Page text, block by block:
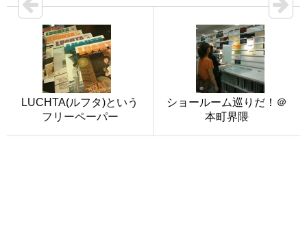
LUCHTA(ルフタ)という
フリーペーパー
ショールーム巡りだ！＠
本町界隈